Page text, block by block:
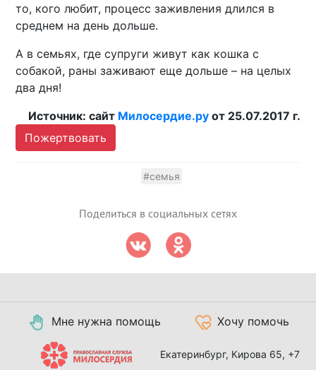
то, кого любит, процесс заживления длился в
среднем на день дольше.
А в семьях, где супруги живут как кошка с
собакой, раны заживают еще дольше – на целых
два дня!
Источник: сайт Милосердие.руот 25.07.2017 г.
Пожертвовать
#семья
Поделиться в социальных сетях
Мне нужна помощь Хочу помочь
Екатеринбург, Кирова 65, +7